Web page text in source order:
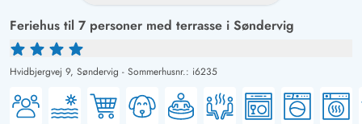
Feriehus til 7 personer med terrasse i Søndervig
Hvidbjergvej 9, Søndervig - Sommerhusnr.: i6235